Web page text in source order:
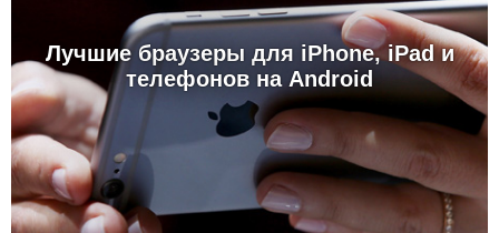
Лучшие браузеры для iPhone, iPad и
телефонов на Android